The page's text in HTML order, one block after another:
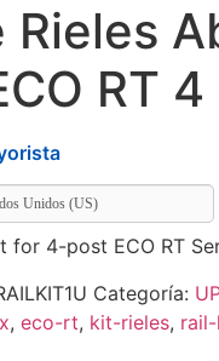
Rieles
RT
Unidos (US)
for 4-post ECO RT
Categoría:
, eco-rt, kit-rieles,